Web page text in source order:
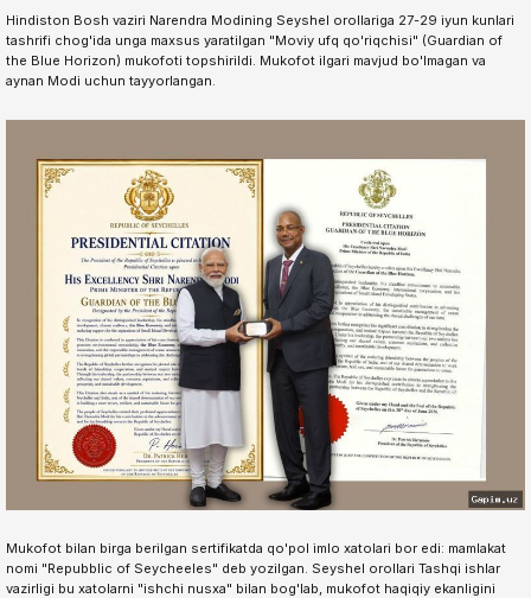
Hindiston Bosh vaziri Narendra Modining Seyshel orollariga 27-29 iyun kunlari
tashrifi chog'ida unga maxsus yaratilgan "Moviy ufq qo'riqchisi" (Guardian of
the Blue Horizon) mukofoti topshirildi. Mukofot ilgari mavjud bo'lmagan va
aynan Modi uchun tayyorlangan.
Mukofot bilan birga berilgan sertifikatda qo'pol imlo xatolari bor edi: mamlakat
nomi "Repubblic of Seycheeles" deb yozilgan. Seyshel orollari Tashqi ishlar
vazirligi bu xatolarni "ishchi nusxa" bilan bog'lab, mukofot haqiqiy ekanligini